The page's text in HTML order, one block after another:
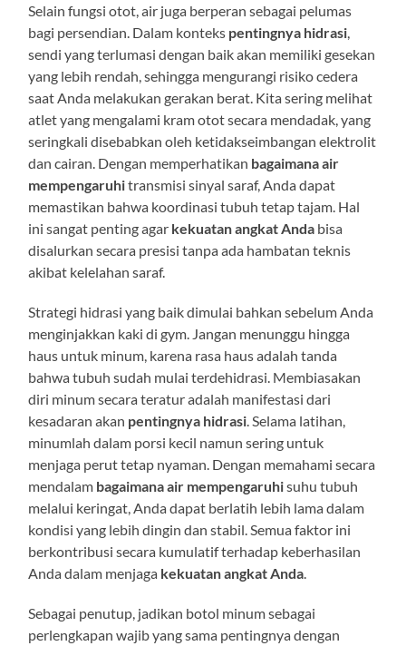
Selain fungsi otot, air juga berperan sebagai pelumas
bagi persendian. Dalam konteks pentingnya hidrasi
sendi yang terlumasi dengan baik akan memiliki gesekan
yang lebih rendah, sehingga mengurangi risiko cedera
saat Anda melakukan gerakan berat. Kita sering melihat
atlet yang mengalami kram otot secara mendadak, yang
seringkali disebabkan oleh ketidakseimbangan elektrolit
dan cairan. Dengan memperhatikan bagaimana air
mempengaruhitransmisi sinyal saraf, Anda dapat
memastikan bahwa koordinasi tubuh tetap tajam. Hal
ini sangat penting agar kekuatan angkat Anda bisa
disalurkan secara presisi tanpa ada hambatan teknis
akibat kelelahan saraf.
Strategi hidrasi yang baik dimulai bahkan sebelum Anda
menginjakkan kaki di gym. Jangan menunggu hingga
haus untuk minum, karena rasa haus adalah tanda
bahwa tubuh sudah mulai terdehidrasi. Membiasakan
diri minum secara teratur adalah manifestasi dari
kesadaran akan pentingnya hidrasi . Selama latihan,
minumlah dalam porsi kecil namun sering untuk
menjaga perut tetap nyaman. Dengan memahami secara
mendalam bagaimana air mempengaruhisuhu tubuh
melalui keringat, Anda dapat berlatih lebih lama dalam
kondisi yang lebih dingin dan stabil. Semua faktor ini
berkontribusi secara kumulatif terhadap keberhasilan
Anda dalam menjaga kekuatan angkat Anda
Sebagai penutup, jadikan botol minum sebagai
perlengkapan wajib yang sama pentingnya dengan